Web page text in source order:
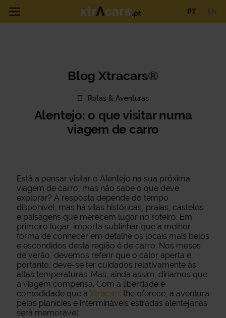
PT
Blog Xtracars®
Rotas & Aventuras
Alentejo: o que visitar numa
viagem de carro
Está a pensar visitar o Alentejo na sua próxima
viagem de carro, mas não sabe o que deve
explorar? A resposta depende do tempo
disponível, mas há vilas históricas, praias, castelos
e paisagens que merecem lugar no roteiro. Em
primeiro lugar, importa sublinhar que a melhor
forma de conhecer em detalhe os locais mais belos
e escondidos desta região é de carro. Nos meses
de verão, devemos referir que o calor aperta e,
portanto, deve-se ter cuidados relativamente às
altas temperaturas. Mas, ainda assim, diríamos que
a viagem compensa. Com a liberdade e
comodidade que a Xtracars lhe oferece, a aventura
pelas planícies e intermináveis estradas alentejanas
será memorável.